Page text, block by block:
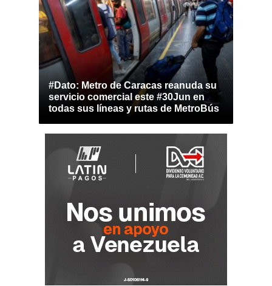
#Dato: Metro de Caracas reanuda su
servicio comercial este #30Jun en
todas sus líneas y rutas de MetroBús